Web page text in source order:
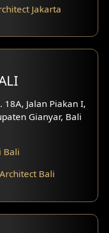
Jakarta
18A, Jalan Piakan I,
Gianyar, Bali
Bali
Bali